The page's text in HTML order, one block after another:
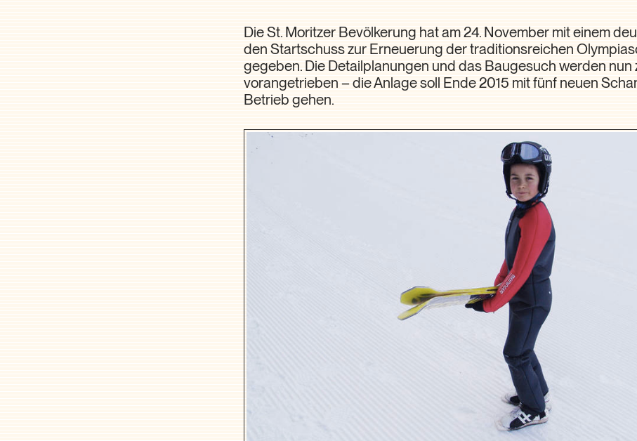
Die St. Moritzer Bevölkerung hat am 24. November mit einem
den Startschuss zur Erneuerung der traditionsreichen
gegeben. Die Detailplanungen und das Baugesuch werden nun
vorangetrieben – die Anlage soll Ende 2015 mit fünf neuen
Betrieb gehen.